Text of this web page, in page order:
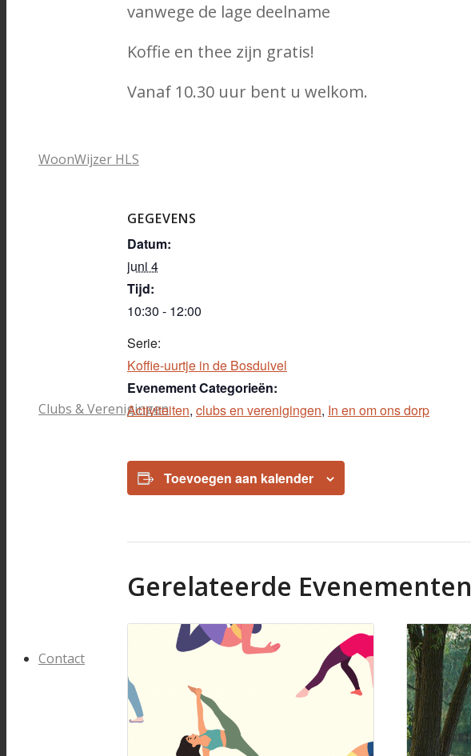
WoonWijzer HLS
Clubs & Verenigingen
Contact
vanwege de lage deelname
Koffie en thee zijn gratis!
Vanaf 10.30 uur bent u welkom.
GEGEVENS
Datum:
juni 4
Tijd:
10:30 - 12:00
Serie:
Koffie-uurtje in de Bosduivel
Evenement Categorieën:
Activiteiten, clubs en verenigingen, In en om ons dorp
Toevoegen aan kalender
Gerelateerde Evenementen